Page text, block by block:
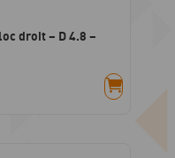
droit – D 4.8 –